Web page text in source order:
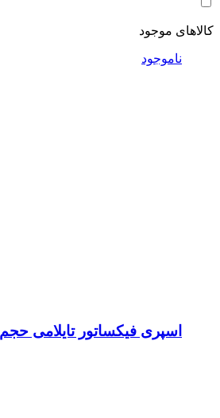
کالاهای موجود
ناموجود
اسپری فیکساتور تایلامی حجم ۱۰۰ میلی لیتر